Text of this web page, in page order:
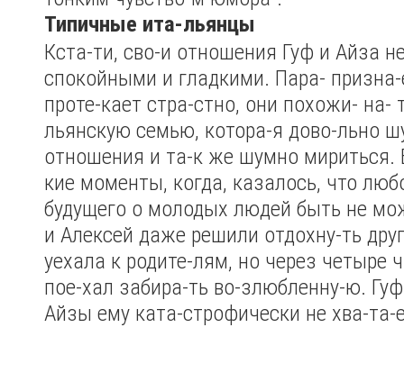
Типичные ита-льянцы
Кста-ти, сво-и отношения Гуф и Айза
спокойными и гладкими. Пара- призна-
проте-кает стра-стно, они похожи- на-
льянскую семью, котора-я дово-льно
отношения и та-к же шумно
кие моменты, когда, казалось, что
будущего о молодых людей быть не
и Алексей даже решили отдохну-ть
уехала к родите-лям, но через четыре
пое-хал забира-ть во-злюбленну-ю.
Айзы ему ката-строфически не хва-та-